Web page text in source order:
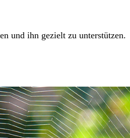
und ihn gezielt zu unterstützen.